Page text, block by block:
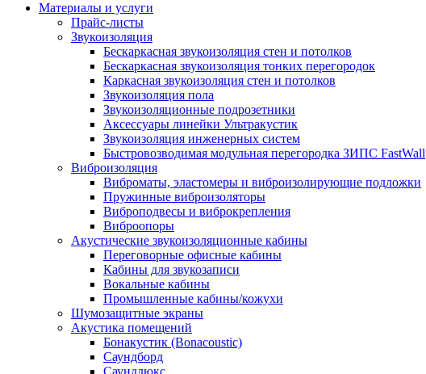
Материалы и услуги
Прайс-листы
Звукоизоляция
Бескаркасная звукоизоляция стен и потолков
Бескаркасная звукоизоляция тонких перегородок
Каркасная звукоизоляция стен и потолков
Звукоизоляция пола
Звукоизоляционные подрозетники
Аксессуары линейки Ультракустик
Звукоизоляция инженерных систем
Быстровозводимая модульная перегородка ЗИПС FastWall
Виброизоляция
Виброматы, эластомеры и виброизолирующие подложки
Пружинные виброизоляторы
Виброподвесы и виброкрепления
Виброопоры
Акустические звукоизоляционные кабины
Переговорные офисные кабины
Кабины для звукозаписи
Вокальные кабины
Промышленные кабины/кожухи
Шумозащитные экраны
Акустика помещений
Бонакустик (Bonacoustic)
Саундборд